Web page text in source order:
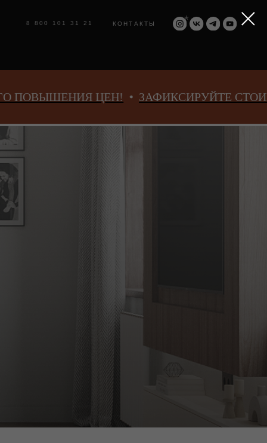
ЗАФИКСИРУЙТЕ СТОИМОСТЬ ДО
КОНТАКТЫ